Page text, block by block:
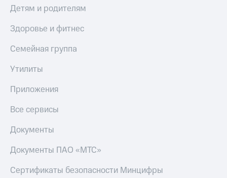
Детям и родителям
Здоровье и фитнес
Семейная группа
Утилиты
Приложения
Все сервисы
Документы
Документы ПАО «МТС»
Сертификаты безопасности Минцифры